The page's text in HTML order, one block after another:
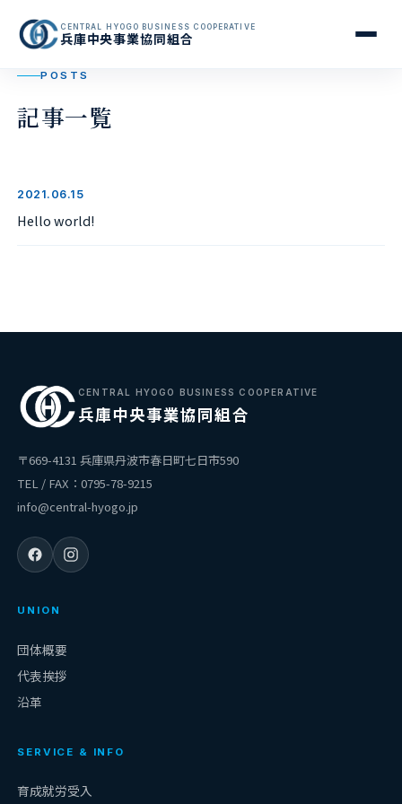
CENTRAL HYOGO BUSINESS COOPERATIVE
兵庫中央事業協同組合
POSTS
記事一覧
2021.06.15
Hello world!
CENTRAL HYOGO BUSINESS COOPERATIVE
兵庫中央事業協同組合
〒669-4131 兵庫県丹波市春日町七日市590
TEL / FAX：0795-78-9215
info@central-hyogo.jp
UNION
団体概要
代表挨拶
沿革
SERVICE & INFO
育成就労受入